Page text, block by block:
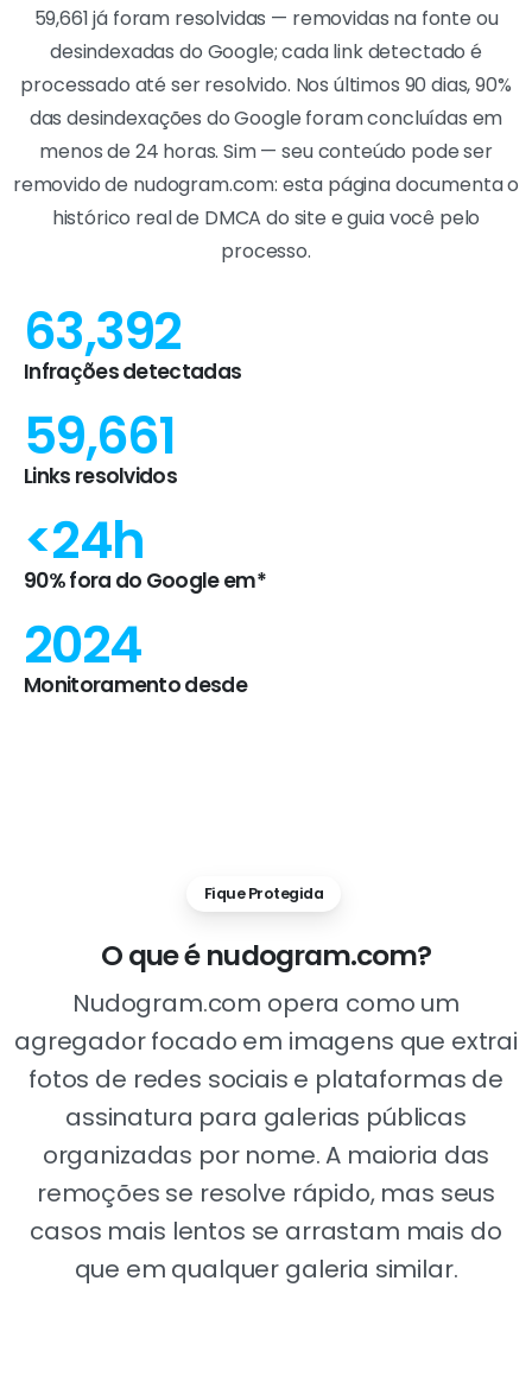
59,661 já foram resolvidas — removidas na fonte ou
desindexadas do Google; cada link detectado é
processado até ser resolvido. Nos últimos 90 dias, 90%
das desindexações do Google foram concluídas em
menos de 24 horas. Sim — seu conteúdo pode ser
removido de nudogram.com: esta página documenta o
histórico real de DMCA do site e guia você pelo
processo.
63,392
Infrações detectadas
59,661
Links resolvidos
<24h
90% fora do Google em*
2024
Monitoramento desde
Fique Protegida
Oqueé nudogram.com?
Nudogram.com opera como um
agregador focado em imagens que extrai
fotos de redes sociais e plataformas de
assinatura para galerias públicas
organizadas por nome. A maioria das
remoções se resolve rápido, mas seus
casos mais lentos se arrastam mais do
que em qualquer galeria similar.